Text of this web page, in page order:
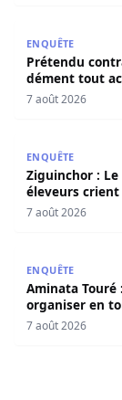
ENQUÊTE
Prétendu
dément tout
menace de
7 août 2026
ENQUÊTE
Ziguinchor :
éleveurs crient
7 août 2026
ENQUÊTE
Aminata Touré
organiser en
7 août 2026